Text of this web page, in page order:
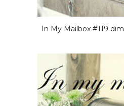
In My Mailbox #119